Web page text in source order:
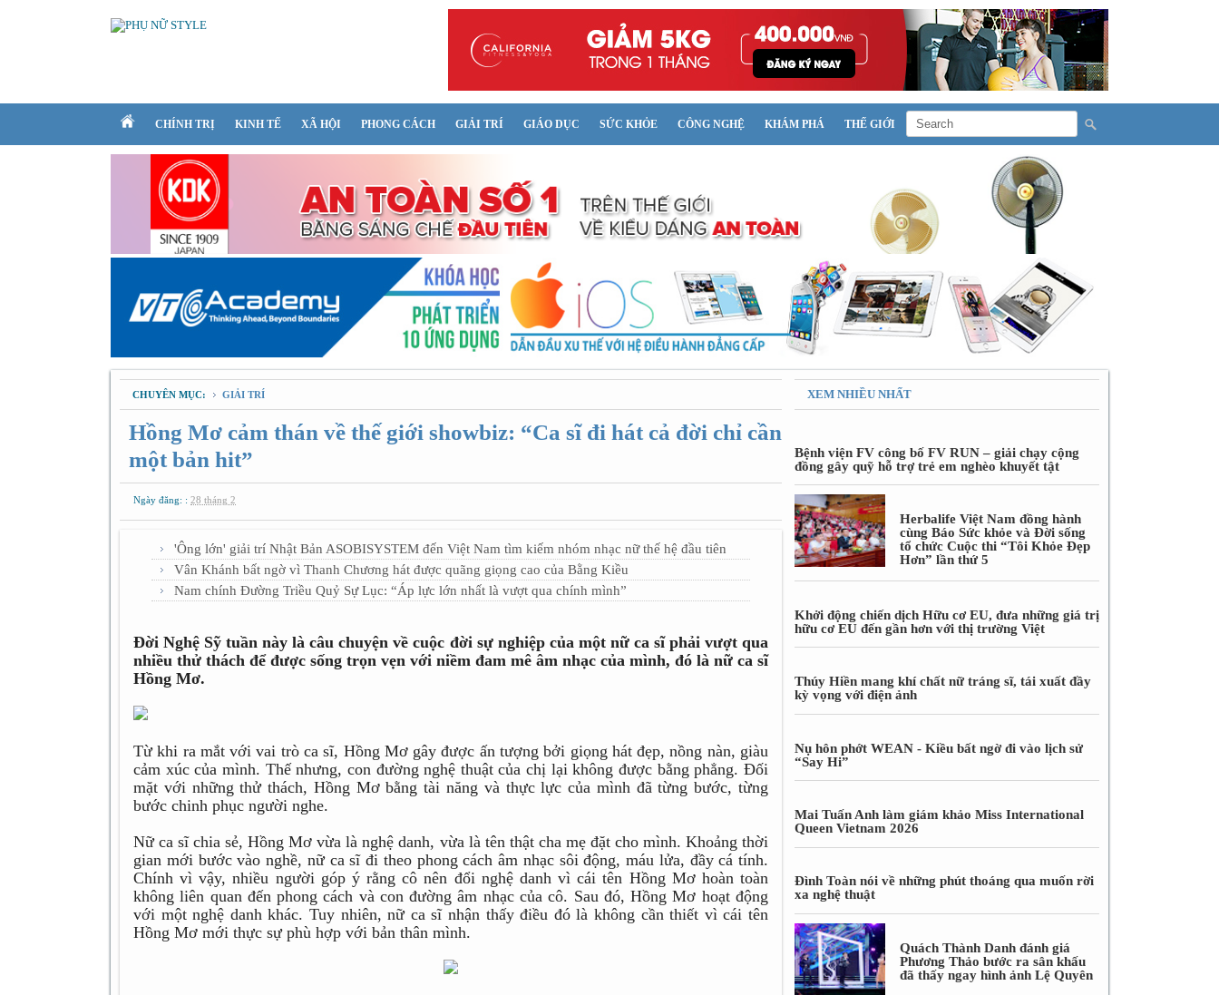
CHÍNH TRỊ KINH TẾ XÃ HỘI PHONG CÁCH GIẢI TRÍ GIÁO DỤC SỨC KHỎE CÔNG NGHỆ KHÁM PHÁ THẾ GIỚI
CHUYÊN MỤC: GIẢI TRÍ
Hồng Mơ cảm thán về thế giới showbiz: “Ca sĩ đi hát cả đời chỉ cần
một bản hit”
Ngày đăng: : 28 tháng 2
'Ông lớn' giải trí Nhật Bản ASOBISYSTEM đến Việt Nam tìm kiếm nhóm nhạc nữ thế hệ đầu tiên
Vân Khánh bất ngờ vì Thanh Chương hát được quãng giọng cao của Bằng Kiều
Nam chính Đường Triều Quỷ Sự Lục: “Áp lực lớn nhất là vượt qua chính mình”
Đời Nghệ Sỹ tuần này là câu chuyện về cuộc đời sự nghiệp của một nữ ca sĩ phải vượt qua
nhiều thử thách để được sống trọn vẹn với niềm đam mê âm nhạc của mình, đó là nữ ca sĩ
Hồng Mơ.
Từ khi ra mắt với vai trò ca sĩ, Hồng Mơ gây được ấn tượng bởi giọng hát đẹp, nồng nàn, giàu
cảm xúc của mình. Thế nhưng, con đường nghệ thuật của chị lại không được bằng phẳng. Đối
mặt với những thử thách, Hồng Mơ bằng tài năng và thực lực của mình đã từng bước, từng
bước chinh phục người nghe.
Nữ ca sĩ chia sẻ, Hồng Mơ vừa là nghệ danh, vừa là tên thật cha mẹ đặt cho mình. Khoảng thời
gian mới bước vào nghề, nữ ca sĩ đi theo phong cách âm nhạc sôi động, máu lửa, đầy cá tính.
Chính vì vậy, nhiều người góp ý rằng cô nên đổi nghệ danh vì cái tên Hồng Mơ hoàn toàn
không liên quan đến phong cách và con đường âm nhạc của cô. Sau đó, Hồng Mơ hoạt động
với một nghệ danh khác. Tuy nhiên, nữ ca sĩ nhận thấy điều đó là không cần thiết vì cái tên
Hồng Mơ mới thực sự phù hợp với bản thân mình.
XEM NHIỀU NHẤT
Bệnh viện FV công bố FV RUN – giải chạy cộng
đồng gây quỹ hỗ trợ trẻ em nghèo khuyết tật
Herbalife Việt Nam đồng hành
cùng Báo Sức khỏe và Đời sống
tổ chức Cuộc thi “Tôi Khỏe Đẹp
Hơn” lần thứ 5
Khởi động chiến dịch Hữu cơ EU, đưa những giá trị
hữu cơ EU đến gần hơn với thị trường Việt
Thúy Hiền mang khí chất nữ tráng sĩ, tái xuất đầy
kỳ vọng với điện ảnh
Nụ hôn phớt WEAN - Kiều bất ngờ đi vào lịch sử
“Say Hi”
Mai Tuấn Anh làm giám khảo Miss International
Queen Vietnam 2026
Đình Toàn nói về những phút thoáng qua muốn rời
xa nghệ thuật
Quách Thành Danh đánh giá
Phương Thảo bước ra sân khấu
đã thấy ngay hình ảnh Lệ Quyên